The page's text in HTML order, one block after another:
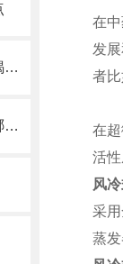
制冷压缩机冷冻油：清澈—黄色—褐色，分别什么问题
空气能热泵机组的选型注意事项有哪些？
在
发
者
在
活
风
采
蒸